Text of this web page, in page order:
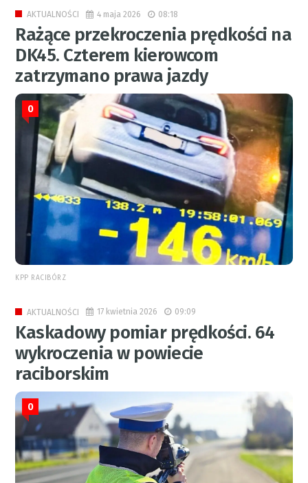
AKTUALNOŚCI 4 maja 2026 08:18
Rażące przekroczenia prędkości na
DK45. Czterem kierowcom
zatrzymano prawa jazdy
0
KPP RACIBÓRZ
AKTUALNOŚCI 17 kwietnia 2026 09:09
Kaskadowy pomiar prędkości. 64
wykroczenia w powiecie
raciborskim
0